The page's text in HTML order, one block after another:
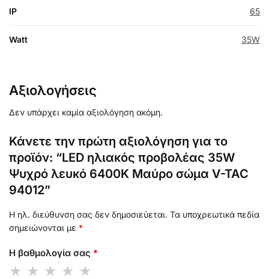
IP 65
Watt 35W
Αξιολογήσεις
Δεν υπάρχει καμία αξιολόγηση ακόμη.
Κάνετε την πρώτη αξιολόγηση για το
προϊόν: “LED ηλιακός προβολέας 35W
Ψυχρό λευκό 6400K Μαύρο σώμα V-TAC
94012”
Η ηλ. διεύθυνση σας δεν δημοσιεύεται. Τα υποχρεωτικά πεδία
σημειώνονται με *
Η βαθμολογία σας *